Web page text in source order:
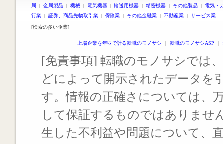
属 | 金属製品 | 機械 | 電気機器 | 輸送用機器 | 精密機器 | その他製品 | 電気・
行業 | 証券、商品先物取引業 | 保険業 | その他金融業 | 不動産業 | サービス業
[検索の多い企業]
上場企業を年収で計る転職のモノサシ ｜ 転職のモノサシASP ｜
[免責事項] 転職のモノサシでは
どによって開示されたデータを
す。情報の正確さについては、
して保証するものではありませ
生した不利益や問題について、